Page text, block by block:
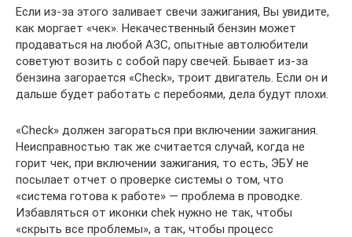
Если из-за этого заливает свечи зажигания, Вы увидите,
как моргает «чек». Некачественный бензин может
продаваться на любой АЗС, опытные автолюбители
советуют возить с собой пару свечей. Бывает из-за
бензина загорается «Check», троит двигатель. Если он и
дальше будет работать с перебоями, дела будут плохи.
«Check» должен загораться при включении зажигания.
Неисправностью так же считается случай, когда не
горит чек, при включении зажигания, то есть, ЭБУ не
посылает отчет о проверке системы о том, что
«система готова к работе» — проблема в проводке.
Избавляться от иконки chek нужно не так, чтобы
«скрыть все проблемы», а так, чтобы процесс